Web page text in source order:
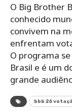
O Big Brother
conhecido
convivem na
enfrentam
O programa
Brasil e é um
grande
bbb 26